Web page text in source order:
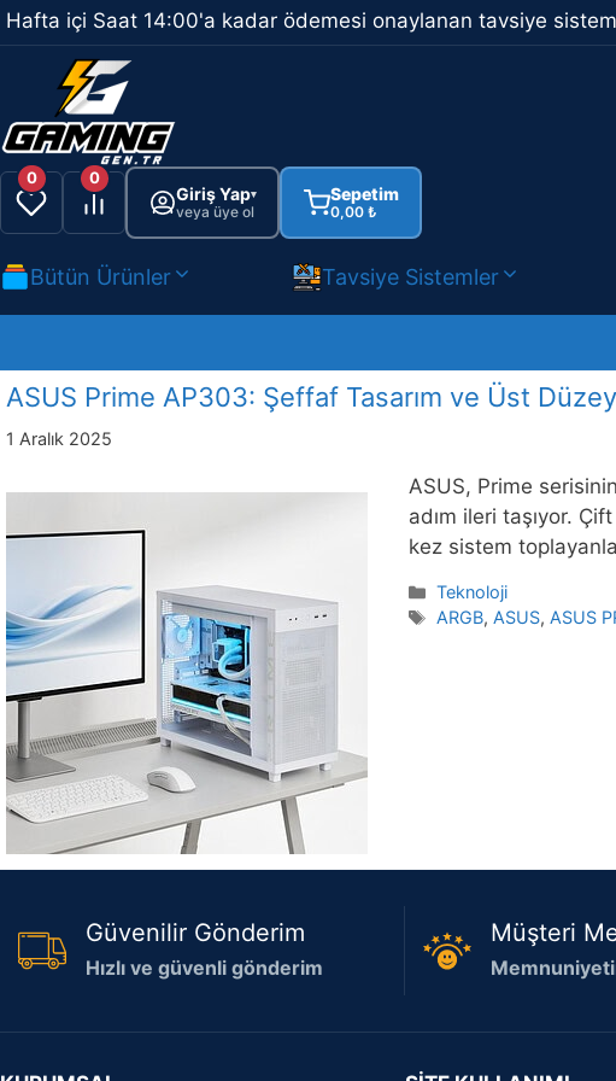
İçeriğe
atla
Hafta içi Saat 14:00'a kadar ödemesi onaylanan tavsiye
0 0
Giriş Yap▾
veya üye ol
Sepetim
0,00 ₺
Bütün Ürünler Tavsiye Sistemler
ASUS Prime AP303: Şeffaf Tasarım ve Üst
1 Aralık 2025
ASUS, Prime
adım ileri taşıyor.
kez sistem
Kategoriler
Teknoloji
Etiketler
ARGB, ASUS, ASUS
Güvenilir Gönderim
Hızlı ve güvenli gönderim
Müşteri